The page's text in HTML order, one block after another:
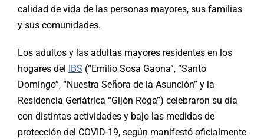
calidad de vida de las personas mayores, sus familias
y sus comunidades.
Los adultos y las adultas mayores residentes en los
hogares del IBS (“Emilio Sosa Gaona”, “Santo
Domingo”, “Nuestra Señora de la Asunción” y la
Residencia Geriátrica “Gijón Róga”) celebraron su día
con distintas actividades y bajo las medidas de
protección del COVID-19, según manifestó oficialmente